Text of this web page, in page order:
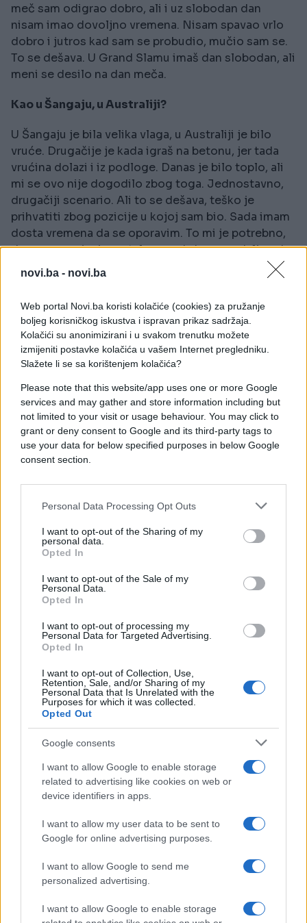
novi.ba - novi.ba
Web portal Novi.ba koristi kolačiće (cookies) za pružanje
boljeg korisničkog iskustva i ispravan prikaz sadržaja.
Kolačići su anonimizirani i u svakom trenutku možete
izmijeniti postavke kolačića u vašem Internet pregledniku.
Slažete li se sa korištenjem kolačića?
Please note that this website/app uses one or more Google
services and may gather and store information including but
not limited to your visit or usage behaviour. You may click to
grant or deny consent to Google and its third-party tags to
use your data for below specified purposes in below Google
consent section.
Personal Data Processing Opt Outs
I want to opt-out of the Sharing of my
personal data.
Opted In
I want to opt-out of the Sale of my
Personal Data.
Opted In
I want to opt-out of processing my
Personal Data for Targeted Advertising.
Opted In
I want to opt-out of Collection, Use,
Retention, Sale, and/or Sharing of my
Personal Data that Is Unrelated with the
Purposes for which it was collected.
Opted Out
Google consents
I want to allow Google to enable storage
related to advertising like cookies on web or
device identifiers in apps.
I want to allow my user data to be sent to
Google for online advertising purposes.
I want to allow Google to send me
personalized advertising.
I want to allow Google to enable storage
meč sam odigrao dobro, ali i uz slobodan dan
nisam imao dovoljno vremena. Nisam spavao vrlo
dobro i jutros kad sam se probudio, mučio sam se.
To se dešava. U Grand Slamu imaš dan slobodan, ali
meni se desilo na dan meča.
Kao u Šangaju, u Australiji?
U Šangaju je bila velika vlaga, u Australiji je bilo
vruće. Drugačije je kada igraš na betonu, jer tada
vrućina dolazi i iz podloge. Danas je bilo toplo, ali
mi se ovo nije dogodilo zbog toga. Jednostavno,
drugačiji scenario. Ali to se dešava, teško je
prihvatiti zbog pozicije u kojoj sam bio. Sada imam
dosta vremena da se oporavim. To mi je potrebno,
da se oporavim i mentalno, pa da krenem dalje od
Wimbledona.
Trudim se da gledam pozitivno, igrao sam dobro na
šljaci, osvojio sam tri turnira. Osećao sam se dobro
i kada sam došao ovdje. Ali danas nije bilo suđeno.
dešava se. Potrebno mi je samo vrijeme sada da
procesuiram šta je krenulo po zlu. I šta možemo da
uradimo prije Wimbledona, jer nam poslije toga
dolaze važni turniri, Montreal, Cincinnati i US Open.
momentu?
oporavim, u petom je sve moguće. Bio sam u teškoj
poziciji u četvrtom i petom setu. Nisam imao
slabo posljednji put. Ali to je što je. Probao sam da
budem tu sa onim što imam, i ovo je bio maksimum
trećeg. Ali to je sport.
Ne znam... Mogao sam svakako da imam ovakav
dan. Osvojio sam tri turnira na šljaci. To je
nevjerovatan rezultat, sjajan niz. Ovdje mi je bio
glavni cilj, a ovaj rani izlazak nije nešto čemu sam
se nadao. Ali ne znamo da li bi bilo drugačije da
sam preskočio Madrid ili Rim.
#Jannik Sinner #Roland Garros